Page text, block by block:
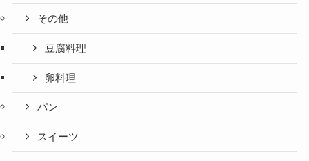
その他
豆腐料理
卵料理
パン
スイーツ